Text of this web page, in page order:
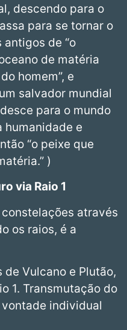
descendo para o
para se tornar o
de “o
de matéria
homem”, e
salvador mundial
para o mundo
humanidade e
“o peixe que
)
via Raio 1
através
os raios, é a
de Vulcano e Plutão,
1. Transmutação do
individual